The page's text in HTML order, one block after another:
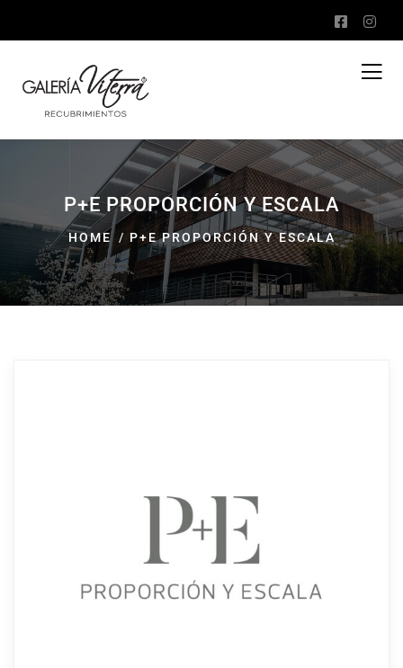
P+E PROPORCIÓN Y ESCALA
HOME P+E PROPORCIÓN Y ESCALA